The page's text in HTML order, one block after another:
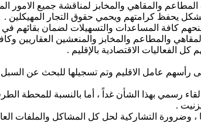
عامل الاقليم وتم تسجيلها للبحث عن
رسمي بهذا الشأن غداً ، أما بالنسبة للمحطة
.
وضرورة التشاركية لحل كل المشاكل والملفات